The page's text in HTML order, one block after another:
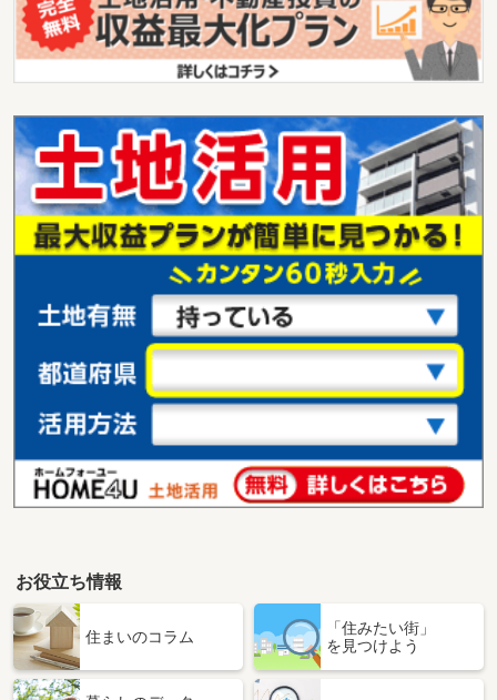
お役立ち情報
住まいのコラム
「住みたい街」
を見つけよう